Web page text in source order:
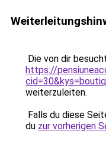
Die von dir
https://
weiterzuleiten.
Falls du diese
du zur vorherigen